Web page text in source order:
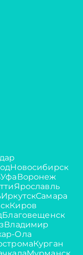
Новосибирск
УфаВоронеж
Ярославль
ИркутскСамара
Киров
Благовещенск
Владимир
Ола
Курган